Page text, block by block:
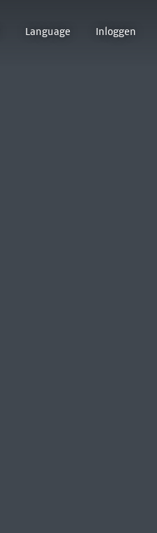
Language Inloggen